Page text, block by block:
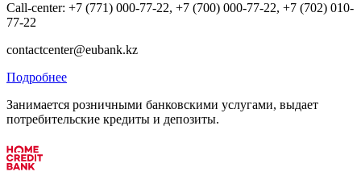
Call-center: +7 (771) 000-77-22, +7 (700) 000-77-22, +7 (702) 010-
77-22
contactcenter@eubank.kz
Подробнее
Занимается розничными банковскими услугами, выдает
потребительские кредиты и депозиты.